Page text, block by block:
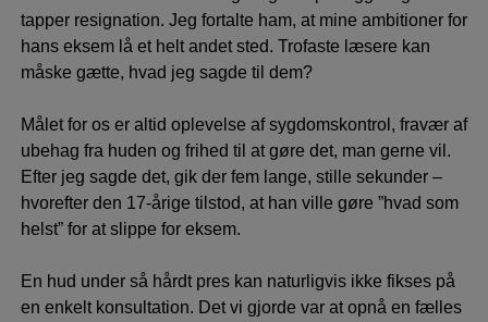
tapper resignation. Jeg fortalte ham, at mine ambitioner for
hans eksem lå et helt andet sted. Trofaste læsere kan
måske gætte, hvad jeg sagde til dem?
Målet for os er altid oplevelse af sygdomskontrol, fravær af
ubehag fra huden og frihed til at gøre det, man gerne vil.
Efter jeg sagde det, gik der fem lange, stille sekunder –
hvorefter den 17-årige tilstod, at han ville gøre ”hvad som
helst” for at slippe for eksem.
En hud under så hårdt pres kan naturligvis ikke fikses på
en enkelt konsultation. Det vi gjorde var at opnå en fælles